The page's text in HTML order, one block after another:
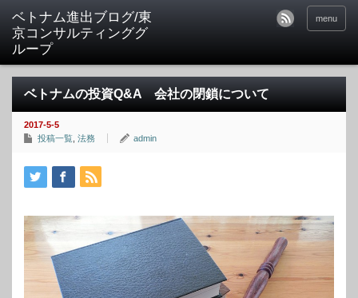
ベトナム進出ブログ/東
京コンサルティンググ
ループ
menu
ベトナムの投資Q&A 会社の閉鎖について
2017-5-5
投稿一覧 法務 admin